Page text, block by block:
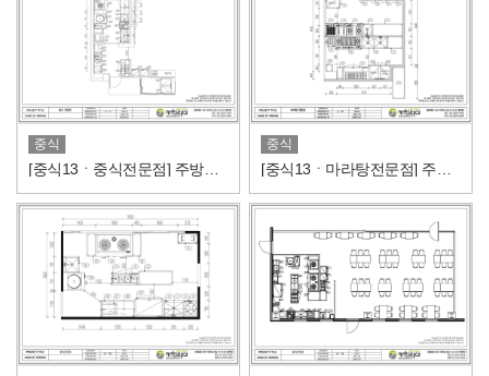
중식
[중식13ㆍ중식전문점] 주방도면/주방설비내역
중식